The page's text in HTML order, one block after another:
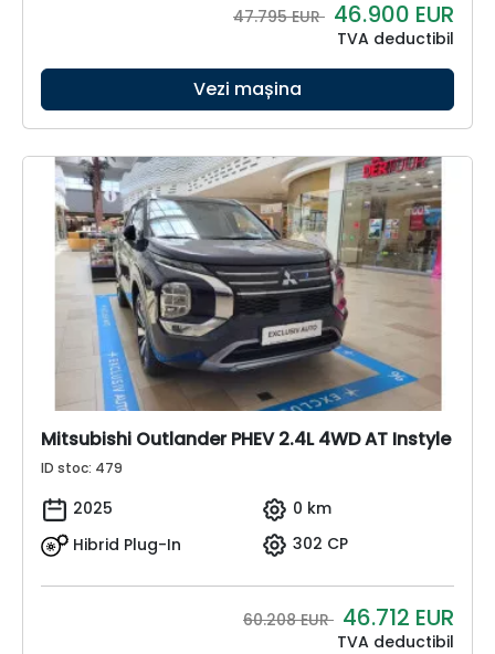
47.795 EUR 46.900 EUR
TVA deductibil
Vezi mașina
Mitsubishi Outlander PHEV 2.4L 4WD AT Instyle
ID stoc: 479
2025
0 km
Hibrid Plug-In
302 CP
60.208 EUR 46.712 EUR
TVA deductibil